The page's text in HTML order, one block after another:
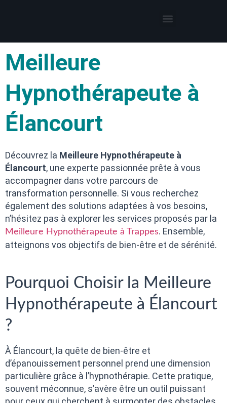
Meilleure
Hypnothérapeute à
Élancourt
Découvrez la Meilleure Hypnothérapeute à
Élancourt, une experte passionnée prête à vous
accompagner dans votre parcours de
transformation personnelle. Si vous recherchez
également des solutions adaptées à vos besoins,
n’hésitez pas à explorer les services proposés par la
Meilleure Hypnothérapeute à Trappes. Ensemble,
atteignons vos objectifs de bien-être et de sérénité.
Pourquoi Choisir la Meilleure
Hypnothérapeute à Élancourt
?
À Élancourt, la quête de bien-être et
d’épanouissement personnel prend une dimension
particulière grâce à l’hypnothérapie. Cette pratique,
souvent méconnue, s’avère être un outil puissant